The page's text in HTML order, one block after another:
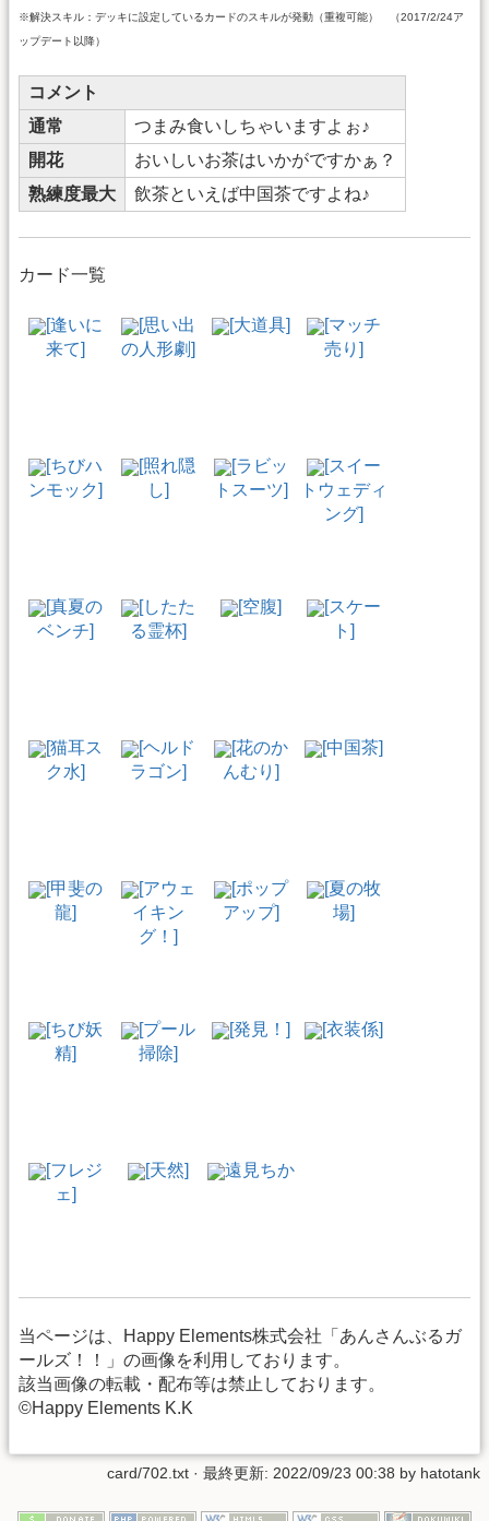
※解決スキル：デッキに設定しているカードのスキルが発動（重複可能） （2017/2/24ア
ップデート以降）
コメント
通常
つまみ食いしちゃいますよぉ♪
開花
おいしいお茶はいかがですかぁ？
熟練度最大
飲茶といえば中国茶ですよね♪
カード一覧
[逢いに
来て]
[思い出
の人形劇]
[大道具]
[マッチ
売り]
[ちびハ
ンモック]
[照れ隠
し]
[ラビッ
トスーツ]
[スイー
トウェディ
ング]
[真夏の
ベンチ]
[したた
る霊杯]
[空腹]
[スケー
ト]
[猫耳ス
ク水]
[ヘルド
ラゴン]
[花のか
んむり]
[中国茶]
[甲斐の
龍]
[アウェ
イキン
グ！]
[ポップ
アップ]
[夏の牧
場]
[ちび妖
精]
[プール
掃除]
[発見！] [衣装係]
[フレジ
ェ]
[天然] 遠見ちか
当ページは、Happy Elements株式会社「あんさんぶるガ
ールズ！！」の画像を利用しております。
該当画像の転載・配布等は禁止しております。
©Happy Elements K.K
card/702.txt · 最終更新: 2022/09/23 00:38 by hatotank